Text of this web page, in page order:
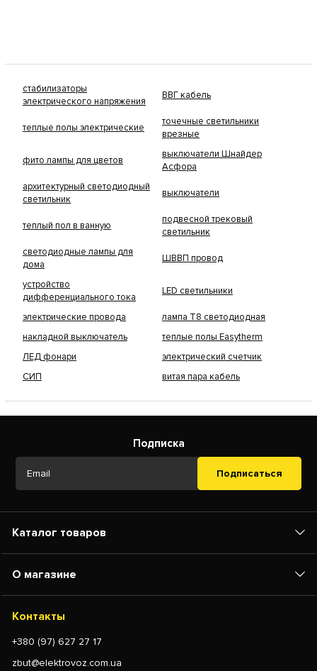
стабилизаторы
электрического напряжения
ВВГ кабель
теплые полы электрические
точечные светильники
врезные
фито лампы для цветов
выключатели Шнайдер
Асфора
архитектурный светодиодный
светильник
выключатели
теплый пол в ванную
подвесной трековый
светильник
светодиодные лампы для
дома
ШВВП провод
устройство
дифференциального тока
LED светильники
электрические провода
лампа Т8 светодиодная
накладной выключатель
теплые полы Easytherm
ЛЕД фонари
электрический счетчик
СИП
витая пара кабель
Подписка
Подписаться
Каталог товаров
О магазине
Контакты
+380 (97) 627 27 17
zbut@elektrovoz.com.ua